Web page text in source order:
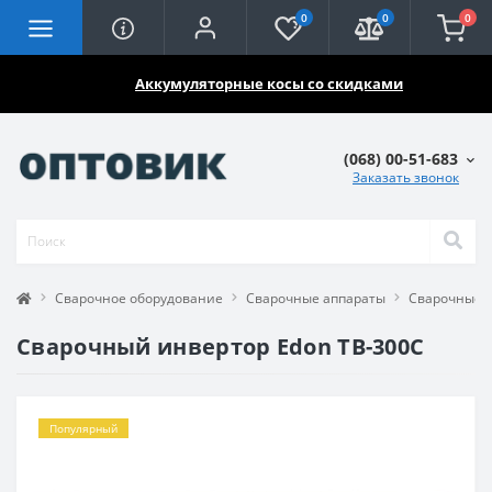
Аккумуляторные косы со скидками
0 0 0
(068) 00-51-683
Заказать звонок
Сварочное оборудование Сварочные аппараты Сварочные
Сварочный инвертор Edon TB-300C
Популярный